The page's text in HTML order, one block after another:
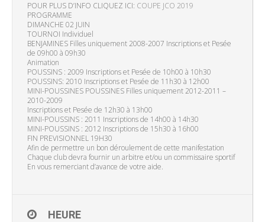
POUR PLUS D’INFO CLIQUEZ ICI: COUPE JCO 2019
PROGRAMME
DIMANCHE 02 JUIN
TOURNOI Individuel
BENJAMINES Filles uniquement 2008-2007 Inscriptions et Pesée
de 09h00 à 09h30
Animation
POUSSINS : 2009 Inscriptions et Pesée de 10h00 à 10h30
POUSSINS: 2010 Inscriptions et Pesée de 11h30 à 12h00
MINI-POUSSINES POUSSINES Filles uniquement 2012-2011 –
2010-2009
Inscriptions et Pesée de 12h30 à 13h00
MINI-POUSSINS : 2011 Inscriptions de 14h00 à 14h30
MINI-POUSSINS : 2012 Inscriptions de 15h30 à 16h00
FIN PREVISIONNEL 19H30
Afin de permettre un bon déroulement de cette manifestation
Chaque club devra fournir un arbitre et/ou un commissaire sportif
En vous remerciant d’avance de votre aide.
HEURE